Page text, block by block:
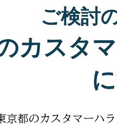
ご検討
カスタ
都のカスタマーハ